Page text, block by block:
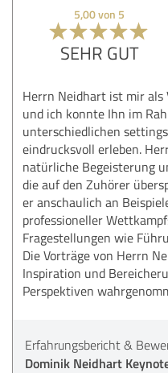
5,00 von 5
SEHR GUT
Herrn Neidhart ist mir
und ich konnte Ihn im
unterschiedlichen
eindrucksvoll erleben.
natürliche Begeisterung
die auf den Zuhörer
er anschaulich an
professioneller
Fragestellungen wie
Die Vorträge von Herrn
Inspiration und
Perspektiven
Erfahrungsbericht &
Dominik Neidhart